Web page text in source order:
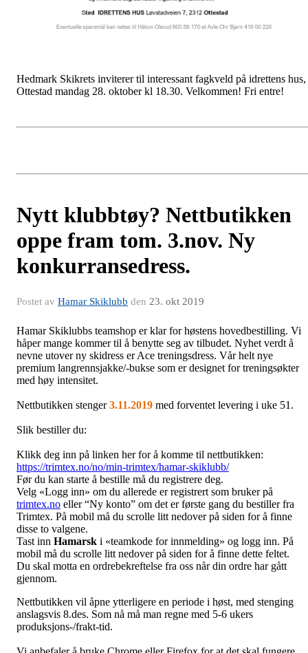
Hedmark Skikrets inviterer til interessant fagkveld på idrettens hus,
Ottestad mandag 28. oktober kl 18.30. Velkommen! Fri entre!
Nytt klubbtøy? Nettbutikken
oppe fram tom. 3.nov. Ny
konkurransedress.
Postet av Hamar Skiklubb den 23. okt 2019
Hamar Skiklubbs teamshop er klar for høstens hovedbestilling. Vi
håper mange kommer til å benytte seg av tilbudet. Nyhet verdt å
nevne utover ny skidress er Ace treningsdress. Vår helt nye
premium langrennsjakke/-bukse som er designet for treningsøkter
med høy intensitet.
Nettbutikken stenger3.11.2019 med forventet levering i uke 51.
Slik bestiller du:
Klikk deg inn på linken her for å komme til nettbutikken:
https://trimtex.no/no/min-trimtex/hamar-skiklubb/
Før du kan starte å bestille må du registrere deg.
Velg «Logg inn» om du allerede er registrert som bruker på
trimtex.no eller “Ny konto” om det er første gang du bestiller fra
Trimtex. På mobil må du scrolle litt nedover på siden for å finne
disse to valgene.
Tast inn Hamarsk i «teamkode for innmelding» og logg inn. På
mobil må du scrolle litt nedover på siden for å finne dette feltet.
Du skal motta en ordrebekreftelse fra oss når din ordre har gått
gjennom.
Nettbutikken vil åpne ytterligere en periode i høst, med stenging
anslagsvis 8.des. Som nå må man regne med 5-6 ukers
produksjons-/frakt-tid.